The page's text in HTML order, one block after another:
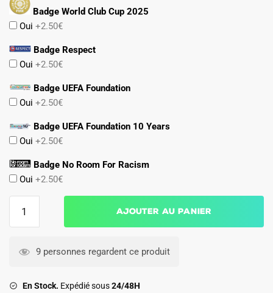
Badge World Club Cup 2025
Oui +2.50€
Badge Respect
Oui +2.50€
Badge UEFA Foundation
Oui +2.50€
Badge UEFA Foundation 10 Years
Oui +2.50€
Badge No Room For Racism
Oui +2.50€
City
Ajouter au panier
9 personnes regardent ce produit
En Stock. Expédié sous24/48H